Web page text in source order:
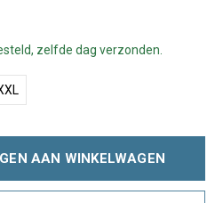
zelfde dag verzonden.
AAN WINKELWAGEN